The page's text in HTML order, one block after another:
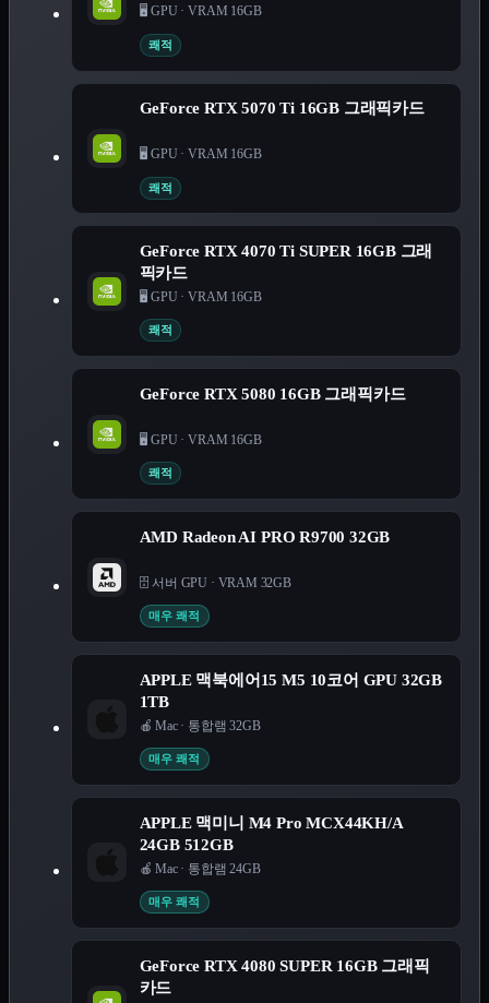
🖥️ GPU · VRAM 16GB
쾌적
GeForce RTX 5070 Ti 16GB 그래픽카드
🖥️ GPU · VRAM 16GB
쾌적
GeForce RTX 4070 Ti SUPER 16GB 그래
픽카드
🖥️ GPU · VRAM 16GB
쾌적
GeForce RTX 5080 16GB 그래픽카드
🖥️ GPU · VRAM 16GB
쾌적
AMD Radeon AI PRO R9700 32GB
🗄️ 서버 GPU · VRAM 32GB
매우 쾌적
APPLE 맥북에어15 M5 10코어 GPU 32GB
1TB
🍎 Mac· 통합램 32GB
매우 쾌적
APPLE 맥미니 M4 Pro MCX44KH/A
24GB 512GB
🍎 Mac· 통합램 24GB
매우 쾌적
GeForce RTX 4080 SUPER 16GB 그래픽
카드